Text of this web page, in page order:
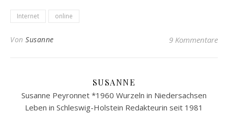
Internet online
Von Susanne 9 Kommentare
SUSANNE
Susanne Peyronnet *1960 Wurzeln in Niedersachsen
Leben in Schleswig-Holstein Redakteurin seit 1981